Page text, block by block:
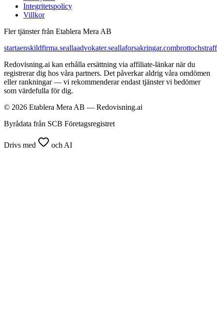
Integritetspolicy
Villkor
Fler tjänster från Etablera Mera AB
startaenskildfirma.seallaadvokater.seallaforsakringar.com
Redovisning.ai kan erhålla ersättning via affiliate-länkar när du
registrerar dig hos våra partners. Det påverkar aldrig våra omdömen
eller rankningar — vi rekommenderar endast tjänster vi bedömer
som värdefulla för dig.
© 2026 Etablera Mera AB — Redovisning.ai
Byrådata från SCB Företagsregistret
Drivs med och AI